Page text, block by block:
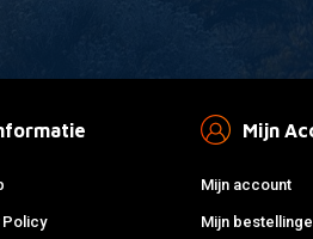
Policy
Mijn
Mijn account
Mijn